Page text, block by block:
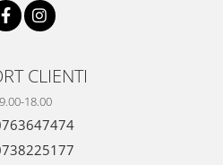
CLIENTI
18.00